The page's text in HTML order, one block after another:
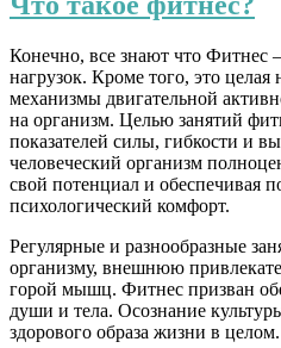
Конечно, все знают что Фитнес
нагрузок. Кроме того, это
механизмы двигательной
на организм. Целью занятий
показателей силы, гибкости и
человеческий организм
свой потенциал и обеспечивая
психологический комфорт.
Регулярные и разнообразные
организму, внешнюю
горой мышц. Фитнес призван
души и тела. Осознание
здорового образа жизни в целом.